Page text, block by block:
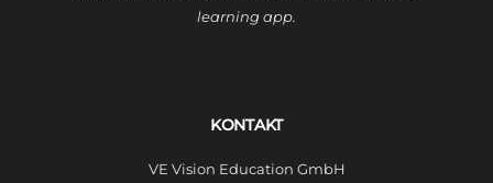
learning app.
KONTAKT
VE Vision Education GmbH